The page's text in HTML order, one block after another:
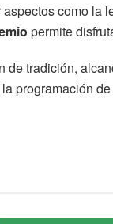
como
permite
de tradición,
programación de